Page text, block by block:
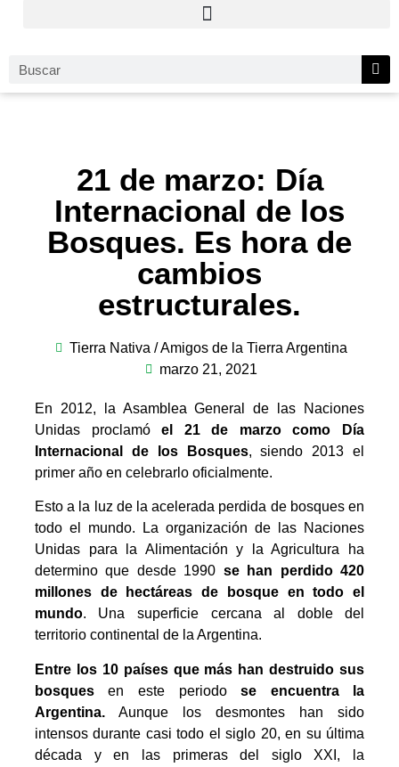
21 de marzo: Día
Internacional de los
Bosques. Es hora de
cambios
estructurales.
Tierra Nativa / Amigos de la Tierra Argentina
marzo 21, 2021
En 2012, la Asamblea General de las Naciones
Unidas proclamóel 21 de marzo como Día
Internacional de los Bosques, siendo 2013 el
primer año en celebrarlo oficialmente.
Esto a la luz de la acelerada perdida de bosques en
todo el mundo. La organización de las Naciones
Unidas para la Alimentación y la Agricultura ha
determino que desde 1990 se han perdido 420
millones de hectáreas de bosque en todo el
mundo. Una superficie cercana al doble del
territorio continental de la Argentina.
Entre los 10 países que más han destruido sus
bosquesen este periodose encuentra la
Argentina.Aunque los desmontes han sido
intensos durante casi todo el siglo 20, en su última
década y en las primeras del siglo XXI, la